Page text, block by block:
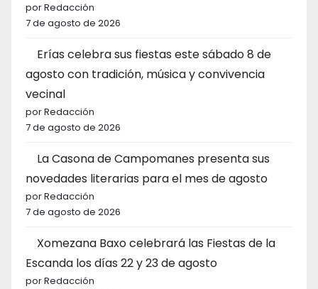
por Redacción
7 de agosto de 2026
Erías celebra sus fiestas este sábado 8 de
agosto con tradición, música y convivencia
vecinal
por Redacción
7 de agosto de 2026
La Casona de Campomanes presenta sus
novedades literarias para el mes de agosto
por Redacción
7 de agosto de 2026
Xomezana Baxo celebrará las Fiestas de la
Escanda los días 22 y 23 de agosto
por Redacción